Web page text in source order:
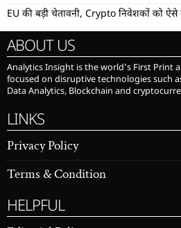
EU की बड़ी चेतावनी, Crypto निवेशकों को ऐसे
ABOUT US
Analytics Insight is the world’s First Print
focused on disruptive technologies such
Data Analytics, Blockchain and
LINKS
Privacy Policy
Terms & Condition
HELPFUL